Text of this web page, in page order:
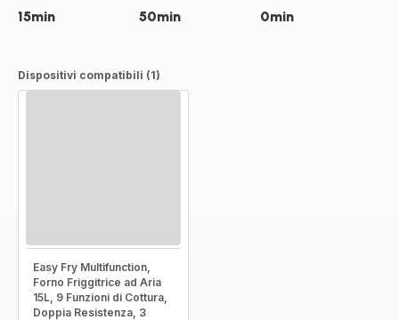
15min 50min 0min
Dispositivi compatibili (1)
Easy Fry Multifunction,
Forno Friggitrice ad Aria
15L, 9 Funzioni di Cottura,
Doppia Resistenza, 3